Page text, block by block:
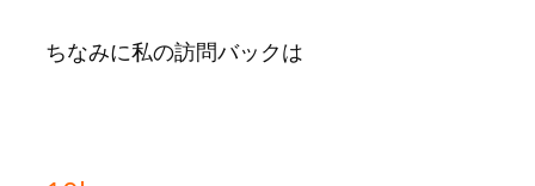
ちなみに私の訪問バックは